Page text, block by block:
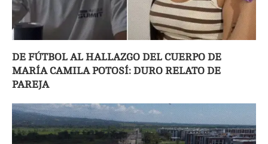
DE FÚTBOL AL HALLAZGO DEL CUERPO DE
MARÍA CAMILA POTOSÍ: DURO RELATO DE
PAREJA